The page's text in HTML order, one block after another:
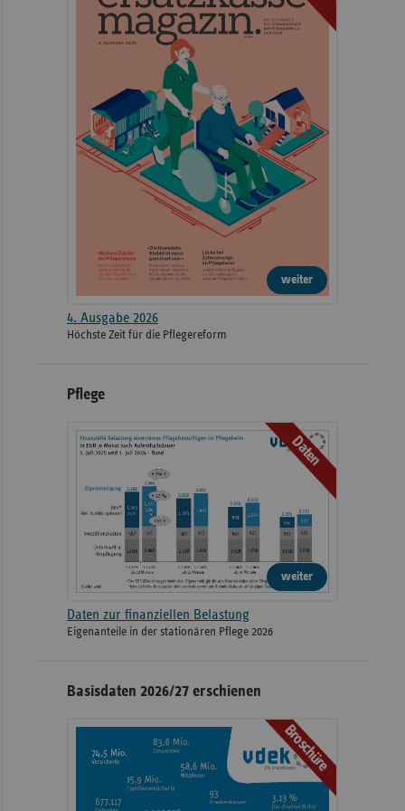
weiter
4. Ausgabe 2026
Höchste Zeit für die Pflegereform
Pflege
Daten
weiter
Daten zur finanziellen Belastung
Eigenanteile in der stationären Pflege 2026
Basisdaten 2026/27 erschienen
Broschüre